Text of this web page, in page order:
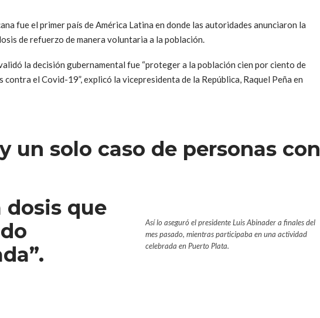
fue el primer país de América Latina en donde las autoridades anunciaron la
de refuerzo de manera voluntaria a la población.
la decisión gubernamental fue “proteger a la población cien por ciento de
contra el Covid-19”, explicó la vicepresidenta de la República, Raquel Peña en
un solo caso de personas con
Así lo aseguró el presidente Luis Abinader a finales del
mes pasado, mientras participaba en una actividad
celebrada en Puerto Plata.
dosis que